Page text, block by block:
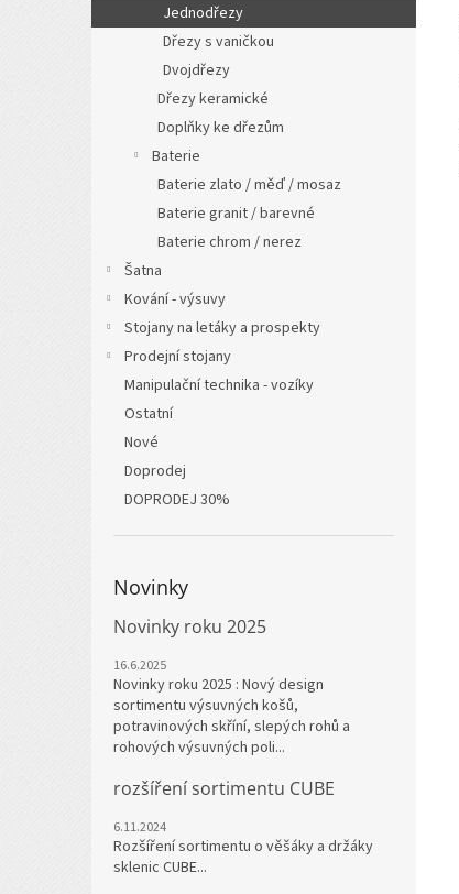
Jednodřezy
Dřezy s vaničkou
Dvojdřezy
Dřezy keramické
Doplňky ke dřezům
Baterie
Baterie zlato / měď / mosaz
Baterie granit / barevné
Baterie chrom / nerez
Šatna
Kování - výsuvy
Stojany na letáky a prospekty
Prodejní stojany
Manipulační technika - vozíky
Ostatní
Nové
Doprodej
DOPRODEJ 30%
Novinky
Novinky roku 2025
16.6.2025
Novinky roku 2025 : Nový design
sortimentu výsuvných košů,
potravinových skříní, slepých rohů a
rohových výsuvných poli...
rozšíření sortimentu CUBE
6.11.2024
Rozšíření sortimentu o věšáky a držáky
sklenic CUBE...